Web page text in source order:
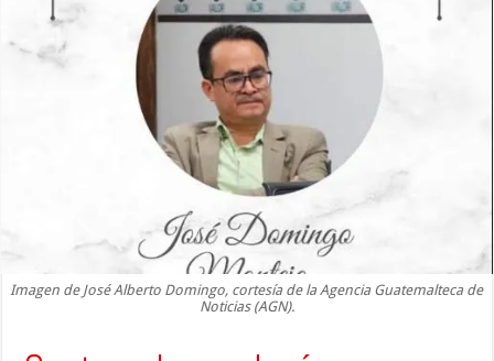
Imagen de José Alberto Domingo, cortesía de la Agencia Guatemalteca de
Noticias (AGN).